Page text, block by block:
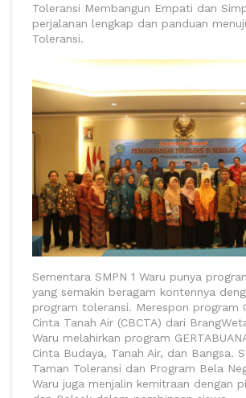
Toleransi Membangun Empati dan
perjalanan lengkap dan panduan
Toleransi.
Sementara SMPN 1 Waru punya
yang semakin beragam kontennya
program toleransi. Merespon program
Cinta Tanah Air (CBCTA) dari
Waru melahirkan program
Cinta Budaya, Tanah Air, dan Bangsa.
Taman Toleransi dan Program Bela
Waru juga menjalin kemitraan dengan